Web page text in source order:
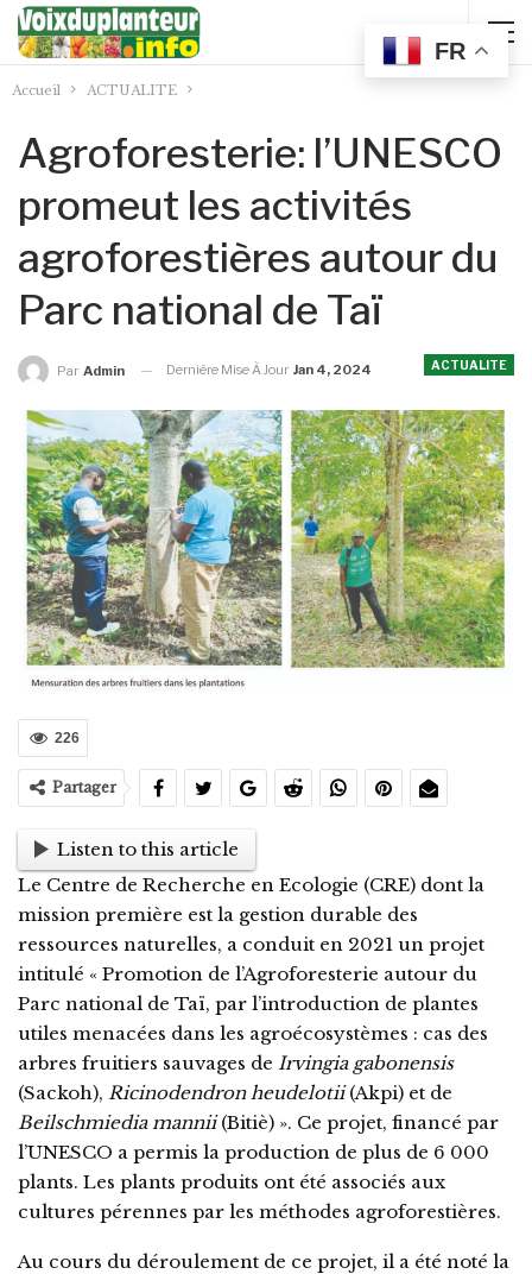
Accueil ACTUALITE
Agroforesterie: l’UNESCO
promeut les activités
agroforestières autour du
Parc national de Taï
ACTUALITE
Par Admin Dernière Mise À Jour Jan 4, 2024
226
Partager
Listen to this article
Le Centre de Recherche en Ecologie (CRE) dont la
mission première est la gestion durable des
ressources naturelles, a conduit en 2021 un projet
intitulé « Promotion de l’Agroforesterie autour du
Parc national de Taï, par l’introduction de plantes
utiles menacées dans les agroécosystèmes : cas des
arbres fruitiers sauvages de Irvingia gabonensis
(Sackoh), Ricinodendron heudelotii(Akpi) et de
Beilschmiedia mannii(Bitiè) ». Ce projet, financé par
l’UNESCO a permis la production de plus de 6 000
plants. Les plants produits ont été associés aux
cultures pérennes par les méthodes agroforestières.
Au cours du déroulement de ce projet, il a été noté la
FR